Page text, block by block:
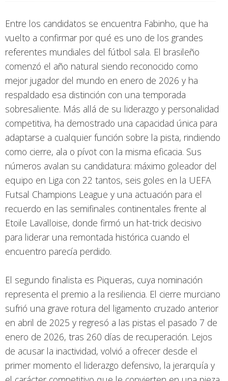
Entre los candidatos se encuentra Fabinho, que ha
vuelto a confirmar por qué es uno de los grandes
referentes mundiales del fútbol sala. El brasileño
comenzó el año natural siendo reconocido como
mejor jugador del mundo en enero de 2026 y ha
respaldado esa distinción con una temporada
sobresaliente. Más allá de su liderazgo y personalidad
competitiva, ha demostrado una capacidad única para
adaptarse a cualquier función sobre la pista, rindiendo
como cierre, ala o pívot con la misma eficacia. Sus
números avalan su candidatura: máximo goleador del
equipo en Liga con 22 tantos, seis goles en la UEFA
Futsal Champions League y una actuación para el
recuerdo en las semifinales continentales frente al
Etoile Lavalloise, donde firmó un hat-trick decisivo
para liderar una remontada histórica cuando el
encuentro parecía perdido.
El segundo finalista es Piqueras, cuya nominación
representa el premio a la resiliencia. El cierre murciano
sufrió una grave rotura del ligamento cruzado anterior
en abril de 2025 y regresó a las pistas el pasado 7 de
enero de 2026, tras 260 días de recuperación. Lejos
de acusar la inactividad, volvió a ofrecer desde el
primer momento el liderazgo defensivo, la jerarquía y